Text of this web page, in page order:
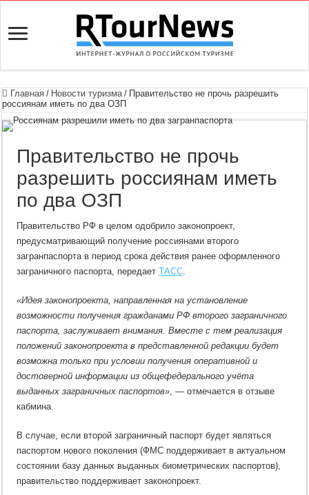
Главная / Новости туризма / Правительство не прочь разрешить
россиянам иметь по два ОЗП
Правительство не прочь
разрешить россиянам иметь
по два ОЗП
Правительство РФ в целом одобрило законопроект,
предусматривающий получение россиянами второго
загранпаспорта в период срока действия ранее оформленного
заграничного паспорта, передаетТАСС.
«Идея законопроекта, направленная на установление
возможности получения гражданами РФ второго заграничного
паспорта, заслуживает внимания. Вместе с тем реализация
положений законопроекта в представленной редакции будет
возможна только при условии получения оперативной и
достоверной информации из общефедерального учёта
выданных заграничных паспортов», — отмечается в отзыве
кабмина.
В случае, если второй заграничный паспорт будет являться
паспортом нового поколения (ФМС поддерживает в актуальном
состоянии базу данных выданных биометрических паспортов),
правительство поддерживает законопроект.